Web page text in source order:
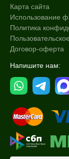
Карта сайта
Использование
Политика
Договор-оферта
Напишите нам: